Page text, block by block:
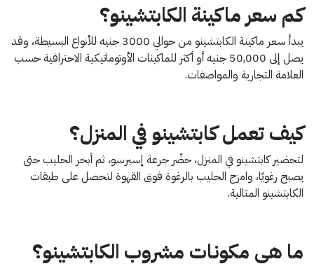
كم سعر ماكينة الكابتشينو؟
يبدأ سعر ماكينة الكابتشينو من حوالي 3000 جنيه للأنواع البسيطة، وقد
يصل إلى 50,000 جنيه أو أكثر للماكينات الأوتوماتيكية الاحترافية حسب
العلامة التجارية والمواصفات.
كيف تعمل كابتشينو في المنزل؟
لتحضير كابتشينو في المنزل، حضّر جرعة إسبرسو، ثم أبخر الحليب حتى
يصبح رغويًا، وامزج الحليب بالرغوة فوق القهوة لتحصل على طبقات
الكابتشينو المثالية.
ما هي مكونات مشروب الكابتشينو؟